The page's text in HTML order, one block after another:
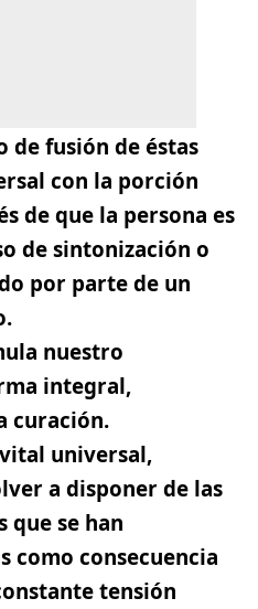
de fusión de éstas
con la porción
de que la persona es
de sintonización o
por parte de un
nuestro
integral,
curación.
universal,
a disponer de las
que se han
como consecuencia
tensión